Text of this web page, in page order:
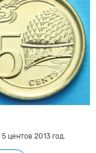
центов 2013 год.